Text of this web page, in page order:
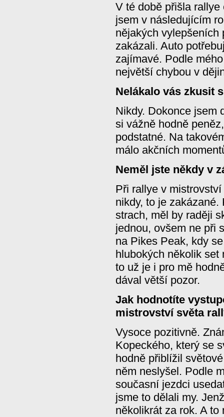
V té době přišla
jsem v následujícím
nějakých vylepšeních
zakázali. Auto
zajímavé. Podle
největší chybou v
Nelákalo vás zkusit
Nikdy. Dokonce jsem
si vážně hodně
podstatné. Na
málo akčních
Neměl jste někdy v
Při rallye v
nikdy, to je
strach, měl by raději
jednou, ovšem ne při
na Pikes Peak, kdy
hlubokých několik set
to už je i pro mě
dával větší pozor.
Jak hodnotíte
mistrovství světa
Vysoce pozitivně.
Kopeckého, který se
hodně přiblížil
něm neslyšel. Podle
současní jezdci
jsme to dělali my.
několikrát za rok. A to